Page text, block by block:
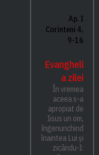
Ap. I
Corinteni 4,
9-16
Evangheli
a zilei
În vremea
aceea s-a
apropiat de
Iisus un om,
îngenunchind
înaintea Lui și
zicându-I: